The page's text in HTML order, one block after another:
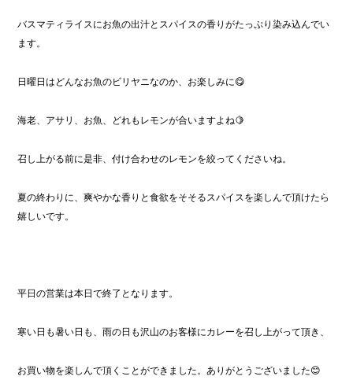
バスマティライスにお魚の出汁とスパイスの香りがたっぷり染み込んでい
ます。
日曜日はどんなお魚のビリヤニなのか、お楽しみに😋
海老、アサリ、お魚、どれもレモンが合いますよね🍋
召し上がる前に是非、付け合わせのレモンを絞ってくださいね。
夏の終わりに、爽やかな香りと食欲をそそるスパイスを楽しんで頂けたら
嬉しいです。
平日の営業は本日で終了となります。
寒い日も暑い日も、雨の日も沢山のお客様にカレーを召し上がって頂き、
お買い物を楽しんで頂くことができました。ありがとうございました😊